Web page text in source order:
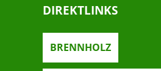
DIREKTLINKS
BRENNHOLZ